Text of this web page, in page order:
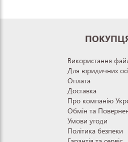
Використання
Для юридичних
Оплата
Доставка
Про компанію
Обмін та
Умови угоди
Політика безпеки